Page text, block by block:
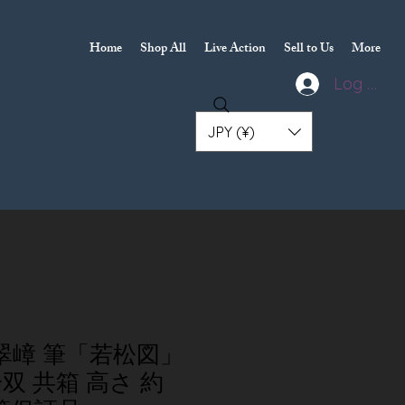
Home Shop All Live Action Sell to Us More
Log In
JPY (¥)
筆「若松図」
共箱 高さ 約